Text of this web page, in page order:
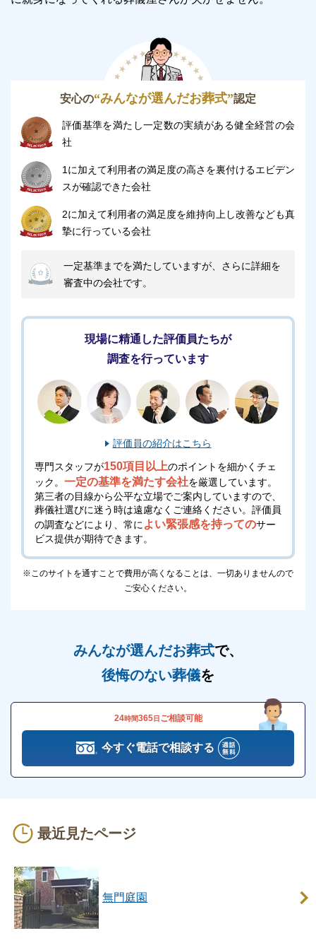
安心の“みんなが選んだお葬式”認定
評価基準を満たし一定数の実績がある健全経営の会
社
1に加えて利用者の満足度の高さを裏付けるエビデン
スが確認できた会社
2に加えて利用者の満足度を維持向上し改善なども真
摯に行っている会社
一定基準までを満たしていますが、さらに詳細を
審査中の会社です。
現場に精通した評価員たちが
調査を行っています
評価員の紹介はこちら
専門スタッフが150項目以上のポイントを細かくチェ
ック。 一定の基準を満たす会社を厳選しています。
第三者の目線から公平な立場でご案内していますので、
葬儀社選びに迷う時は遠慮なくご連絡ください。 評価員
の調査などにより、常に よい緊張感を持ってのサー
ビス提供が期待できます。
※このサイトを通すことで費用が高くなることは、一切ありませんので
ご安心ください。
みんなが選んだお葬式で、
後悔のない葬儀を
24時間365日 ご相談可能
今すぐ電話で相談する
最近見たページ
無門庭園